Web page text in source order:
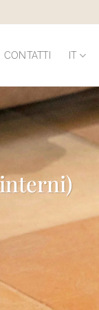
CONTATTI IT